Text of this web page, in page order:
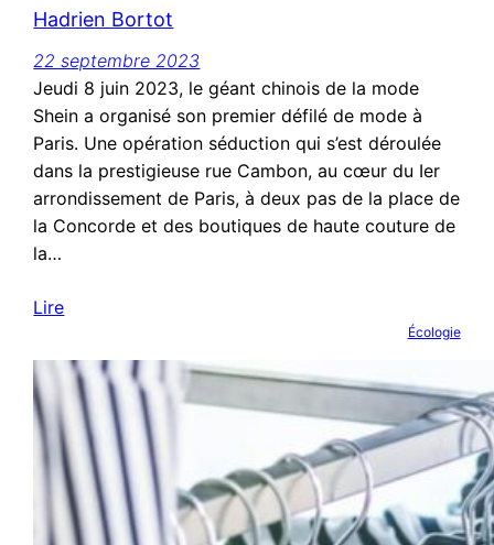
Hadrien Bortot
22 septembre 2023
Jeudi 8 juin 2023, le géant chinois de la mode
Shein a organisé son premier défilé de mode à
Paris. Une opération séduction qui s’est déroulée
dans la prestigieuse rue Cambon, au cœur du Ier
arrondissement de Paris, à deux pas de la place de
la Concorde et des boutiques de haute couture de
la…
Lire
Écologie